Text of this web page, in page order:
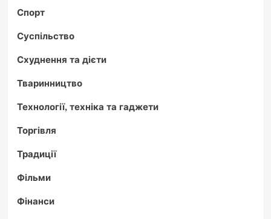
Спорт
Суспільство
Схуднення та дієти
Тваринництво
Технології, техніка та гаджети
Торгівля
Традиції
Фільми
Фінанси